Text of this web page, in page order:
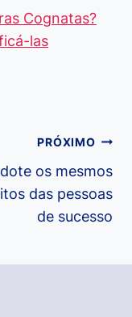
Cognatas?
las
PRÓXIMO
os mesmos
das pessoas
de sucesso